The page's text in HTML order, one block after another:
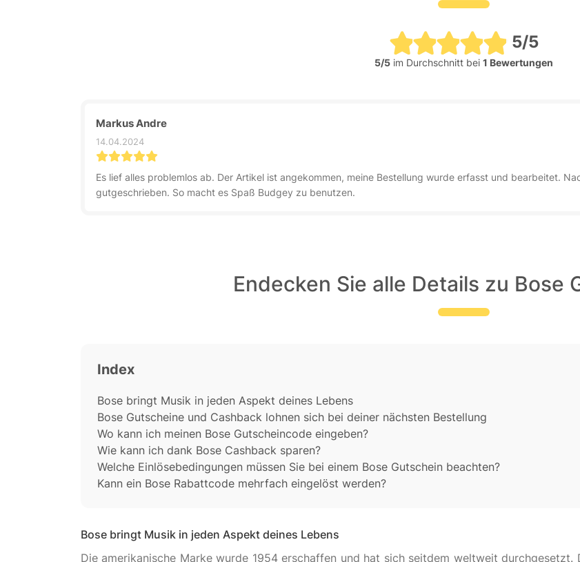
5/5
5/5im Durchschnitt bei 1 Bewertungen
Markus Andre
14.04.2024
Es lief alles problemlos ab. Der Artikel ist angekommen, meine Bestellung wurde erfasst und bearbeitet.
gutgeschrieben. So macht es Spaß Budgey zu benutzen.
Endecken Sie alle Details zu Bose
Index
Bose bringt Musik in jeden Aspekt deines Lebens
Bose Gutscheine und Cashback lohnen sich bei deiner nächsten Bestellung
Wo kann ich meinen Bose Gutscheincode eingeben?
Wie kann ich dank Bose Cashback sparen?
Welche Einlösebedingungen müssen Sie bei einem Bose Gutschein beachten?
Kann ein Bose Rabattcode mehrfach eingelöst werden?
Bose bringt Musik in jeden Aspekt deines Lebens
Die amerikanische Marke wurde 1954 erschaffen und hat sich seitdem weltweit